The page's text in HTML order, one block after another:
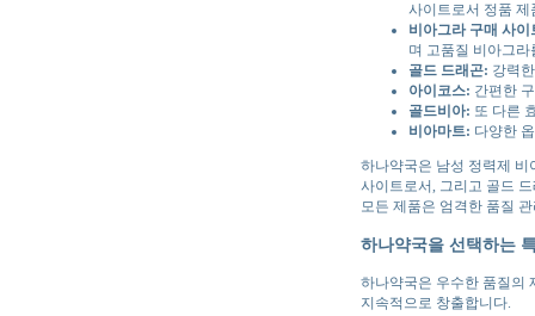
사이트로서 정품
비아그라 구매 사이
며 고품질 비아그
골드 드래곤: 강력
아이코스: 간편한
골드비아: 또 다른
비아마트: 다양한
하나약국은 남성 정력제
사이트로서, 그리고 골드
모든 제품은 엄격한 품질
하나약국을 선택하는
하나약국은 우수한 품질의
지속적으로 창출합니다.